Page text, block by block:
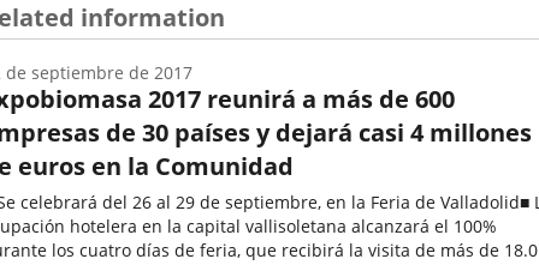
information
2017 reunirá a más de 600
de 30 países y dejará casi 4 millones
euros en la Comunidad
celebrará del 26 al 29 de septiembre, en la Feria de Valladolid■
hotelera en la capital vallisoletana alcanzará el 100%
los cuatro días de feria, que recibirá la visita de más de
de septiembre de 2017